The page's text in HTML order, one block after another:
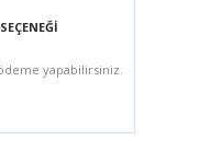
yapabilirsiniz.